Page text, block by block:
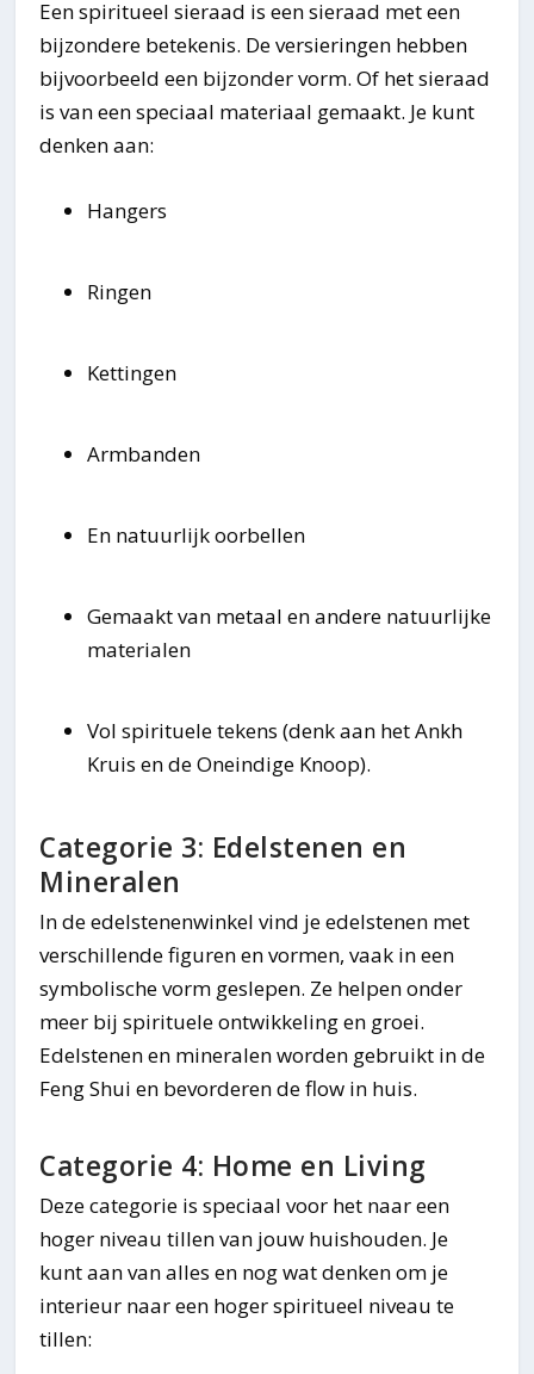
Een spiritueel sieraad is een sieraad met een
bijzondere betekenis. De versieringen hebben
bijvoorbeeld een bijzonder vorm. Of het sieraad
is van een speciaal materiaal gemaakt. Je kunt
denken aan:
Hangers
Ringen
Kettingen
Armbanden
En natuurlijk oorbellen
Gemaakt van metaal en andere natuurlijke
materialen
Vol spirituele tekens (denk aan het Ankh
Kruis en de Oneindige Knoop).
Categorie 3: Edelstenen en
Mineralen
In de edelstenenwinkel vind je edelstenen met
verschillende figuren en vormen, vaak in een
symbolische vorm geslepen. Ze helpen onder
meer bij spirituele ontwikkeling en groei.
Edelstenen en mineralen worden gebruikt in de
Feng Shui en bevorderen de flow in huis.
Categorie 4: Home en Living
Deze categorie is speciaal voor het naar een
hoger niveau tillen van jouw huishouden. Je
kunt aan van alles en nog wat denken om je
interieur naar een hoger spiritueel niveau te
tillen: